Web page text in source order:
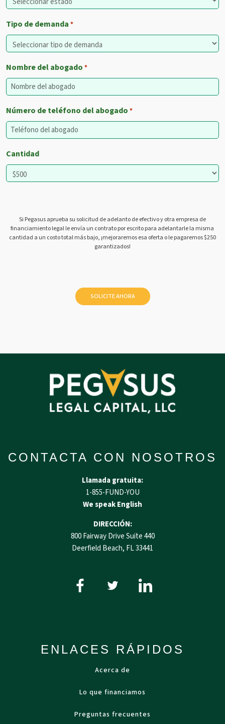
Tipo de demanda *
Nombre del abogado *
Número de teléfono del abogado *
Cantidad
Si Pegasus aprueba su solicitud de adelanto de efectivo y otra empresa de
financiamiento legal le envía un contrato por escrito para adelantarle la misma
cantidad a un costo total más bajo, ¡mejoraremos esa oferta o le pagaremos $250
garantizados!
CONTACTA CON NOSOTROS
Llamada gratuita:
1-855-FUND-YOU
We speak English
DIRECCIÓN:
800 Fairway Drive Suite 440
Deerfield Beach, FL 33441
ENLACES RÁPIDOS
Acerca de
Lo que financiamos
Preguntas frecuentes